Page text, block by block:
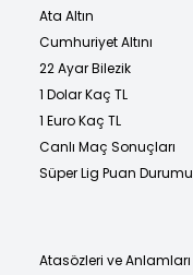
Ata Altın
Cumhuriyet Altını
22 Ayar Bilezik
1 Dolar Kaç TL
1 Euro Kaç TL
Canlı Maç Sonuçları
Süper Lig Puan Durumu
Atasözleri ve Anlamları